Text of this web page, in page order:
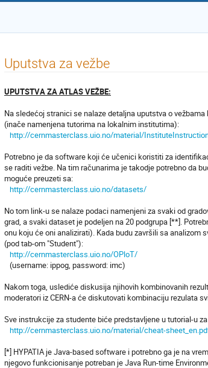
Uputstva za vežbe
UPUTSTVA ZA ATLAS VEŽBE:
Na sledećoj stranici se nalaze detaljna uputstva o
(inače namenjena tutorima na lokalnim institutima):
http://cernmasterclass.uio.no/material/
Potrebno je da software koji će učenici koristiti za
se raditi vežbe. Na tim računarima je takodje potrebno da
moguće preuzeti sa:
http://cernmasterclass.uio.no/datasets/
No tom link-u se nalaze podaci namenjeni za svaki od
grad, a svaki dataset je podeljen na 20 podgrupa [**].
onu koju će oni analizirati). Kada budu završili sa analizom
(pod tab-om "Student"):
http://cernmasterclass.uio.no/OPloT/
(username: ippog, password: imc)
Nakom toga, uslediće diskusija njihovih kombinovanih
moderatori iz CERN-a će diskutovati kombinaciju rezulata
Sve instrukcije za studente biće predstavljene u tutorial-u
http://cernmasterclass.uio.no/material/cheat-
[*] HYPATIA je Java-based software i potrebno ga je na
njegovo funkcionisanje potreban je Java Run-time